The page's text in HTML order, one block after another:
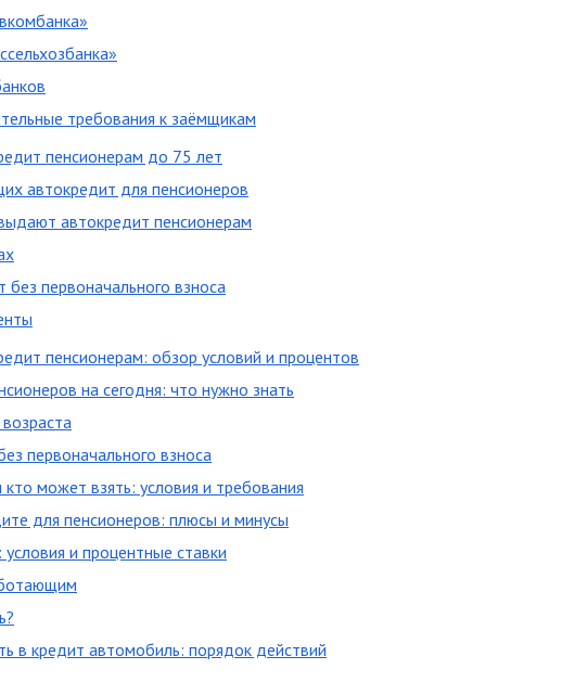
требования к заёмщикам
пенсионерам до 75 лет
автокредит для пенсионеров
автокредит пенсионерам
без первоначального взноса
пенсионерам: обзор условий и процентов
на сегодня: что нужно знать
первоначального взноса
может взять: условия и требования
для пенсионеров: плюсы и минусы
и процентные ставки
в кредит автомобиль: порядок действий